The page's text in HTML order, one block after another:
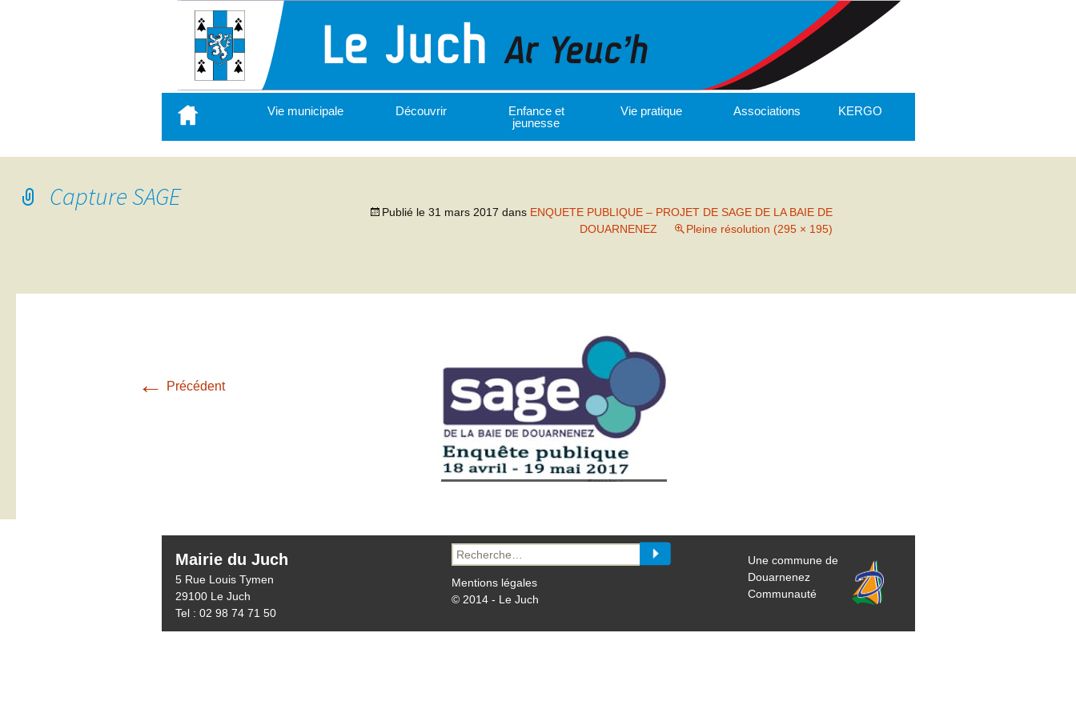
contenu
principal
Vie municipale Découvrir
Enfance et
jeunesse
Vie pratique Associations KERGO
Capture SAGE
Publié le 31 mars 2017 dans ENQUETE PUBLIQUE – PROJET DE SAGE DE LA BAIE DE
DOUARNENEZ
Pleine résolution (295 × 195)
← Précédent
Mairie du Juch
5 Rue Louis Tymen
29100 Le Juch
Tel : 02 98 74 71 50
Recherche
pour :
Mentions légales
© 2014 - Le Juch
Une commune de
Douarnenez
Communauté